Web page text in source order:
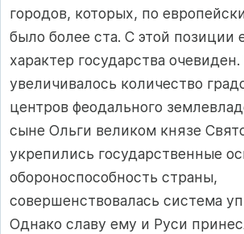
городов, которых, по
было более ста. С этой позиции
характер государства
увеличивалось количество
центров феодального
сыне Ольги великом князе
укрепились государственные
обороноспособность страны,
совершенствовалась система
Однако славу ему и Руси